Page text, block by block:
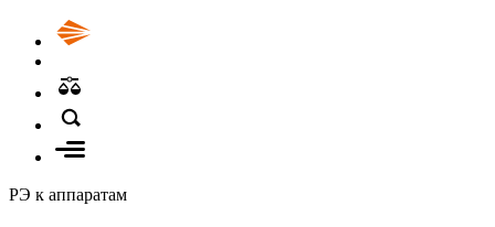
РЭ к аппаратам